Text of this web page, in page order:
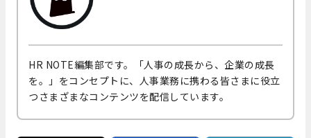
HR NOTE編集部です。「人事の成長から、企業の成長
を。」をコンセプトに、人事業務に携わる皆さまに役立
つさまざまなコンテンツを配信しています。